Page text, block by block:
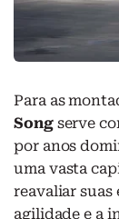
Para as
Songserve
por anos
uma vasta
reavaliar suas
agilidade e a